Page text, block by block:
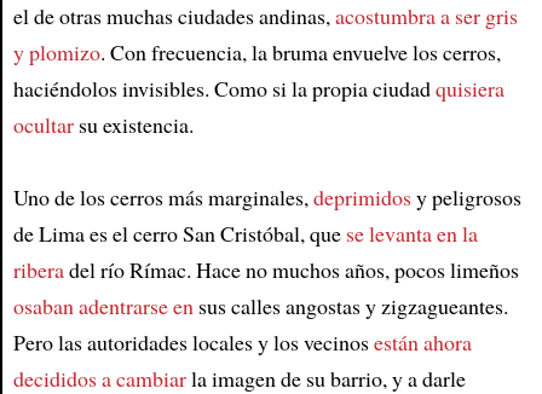
el de otras muchas ciudades andinas,acostumbra a ser gris
y plomizo. Con frecuencia, la bruma envuelve los cerros,
haciéndolos invisibles. Como si la propia ciudadquisiera
ocultarsu existencia.
Uno de los cerros más marginales,deprimidosy peligrosos
de Lima es el cerro San Cristóbal, que se levanta en la
riberadel río Rímac. Hace no muchos años, pocos limeños
osaban adentrarse ensus calles angostas y zigzagueantes.
Pero las autoridades locales y los vecinosestán ahora
decididos a cambiarla imagen de su barrio, y a darle